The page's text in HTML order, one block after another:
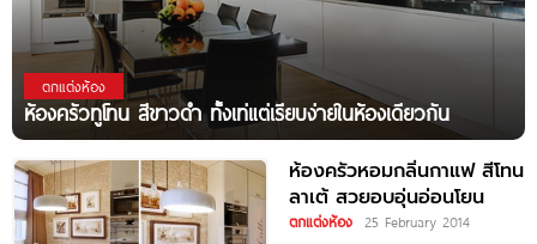
ตกแต่งห้อง
ห้องครัวทูโทน สีขาวดำ ทั้งเท่แต่เรียบง่ายในห้องเดียวกัน
ห้องครัวหอมกลิ่นกาแฟ สีโทน
ลาเต้ สวยอบอุ่นอ่อนโยน
ตกแต่งห้อง 25 February 2014